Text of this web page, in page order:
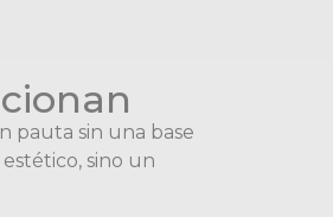
pauta sin una base
sino un